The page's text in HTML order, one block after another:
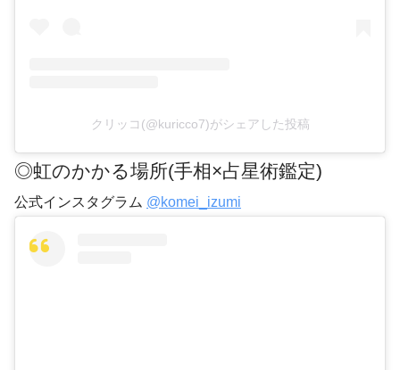
クリッコ(@kuricco7)がシェアした投稿
◎虹のかかる場所(手相×占星術鑑定)
公式インスタグラム @komei_izumi